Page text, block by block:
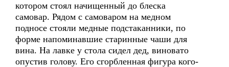
котором стоял начищенный до блеска
самовар. Рядом с самоваром на медном
подносе стояли медные подстаканники, по
форме напоминавшие старинные чаши для
вина. На лавке у стола сидел дед, виновато
опустив голову. Его сгорбленная фигура кого-